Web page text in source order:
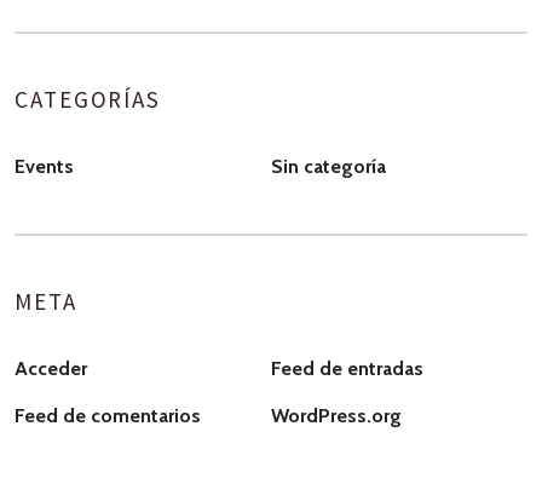
CATEGORÍAS
Events Sin categoría
META
Acceder Feed de entradas
Feed de comentarios WordPress.org